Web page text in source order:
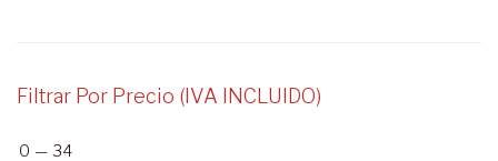
Filtrar Por Precio (IVA INCLUIDO)
0 — 34